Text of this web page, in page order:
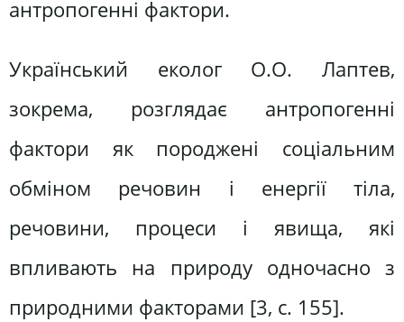
антропогенні фактори.
Український еколог О.О. Лаптев,
зокрема, розглядає антропогенні
фактори як породжені соціальним
обміном речовин і енергії тіла,
речовини, процеси і явища, які
впливають на природу одночасно з
природними факторами [3, с. 155].